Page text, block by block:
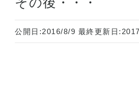
公開日:2016/8/9 最終更新日: